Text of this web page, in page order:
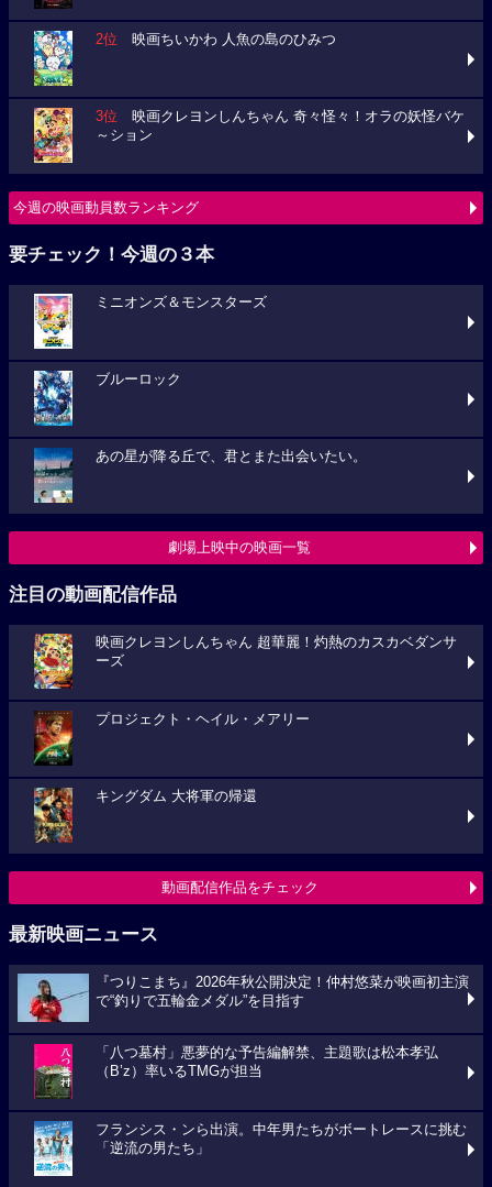
2位 映画ちいかわ 人魚の島のひみつ
3位 映画クレヨンしんちゃん 奇々怪々！オラの妖怪バケ
～ション
今週の映画動員数ランキング
要チェック！今週の３本
ミニオンズ＆モンスターズ
ブルーロック
あの星が降る丘で、君とまた出会いたい。
劇場上映中の映画一覧
注目の動画配信作品
映画クレヨンしんちゃん 超華麗！灼熱のカスカベダンサ
ーズ
プロジェクト・ヘイル・メアリー
キングダム 大将軍の帰還
動画配信作品をチェック
最新映画ニュース
『つりこまち』2026年秋公開決定！仲村悠菜が映画初主演
で“釣りで五輪金メダル”を目指す
「八つ墓村」悪夢的な予告編解禁、主題歌は松本孝弘
（B’z）率いるTMGが担当
フランシス・ンら出演。中年男たちがボートレースに挑む
「逆流の男たち」